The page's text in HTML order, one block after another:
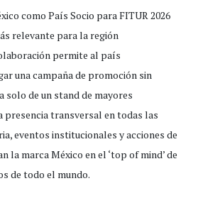
como País Socio para FITUR 2026
relevante para la región
permite al país
una campaña de promoción sin
solo de un stand de mayores
presencia transversal en todas las
eventos institucionales y acciones de
la marca México en el ‘top of mind’ de
de todo el mundo.